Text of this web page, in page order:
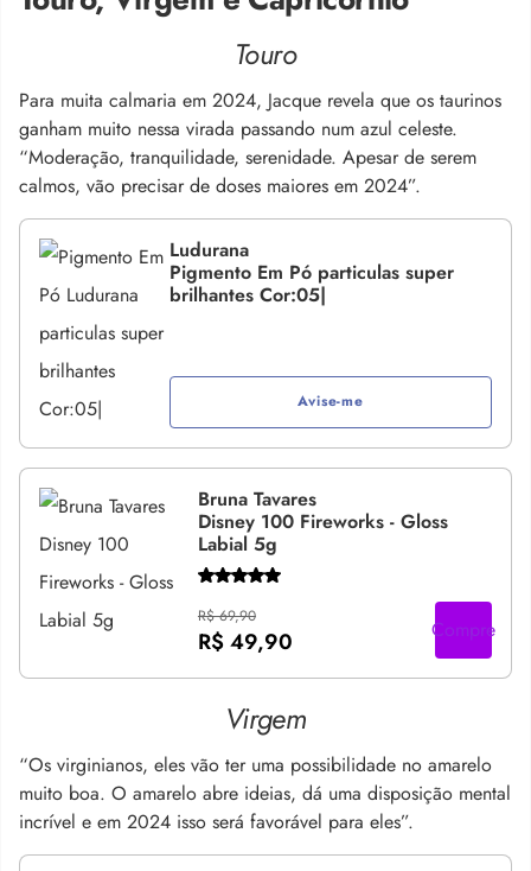
Touro
Para muita calmaria em 2024, Jacque revela que os taurinos
ganham muito nessa virada passando num azul celeste.
“Moderação, tranquilidade, serenidade. Apesar de serem
calmos, vão precisar de doses maiores em 2024”.
Ludurana
Pigmento Em Pó particulas super
brilhantes Cor:05|
Avise-me
Bruna Tavares
Disney 100 Fireworks - Gloss
Labial 5g
R$ 69,90
R$ 49,90 Compre
Virgem
“Os virginianos, eles vão ter uma possibilidade no amarelo
muito boa. O amarelo abre ideias, dá uma disposição mental
incrível e em 2024 isso será favorável para eles”.